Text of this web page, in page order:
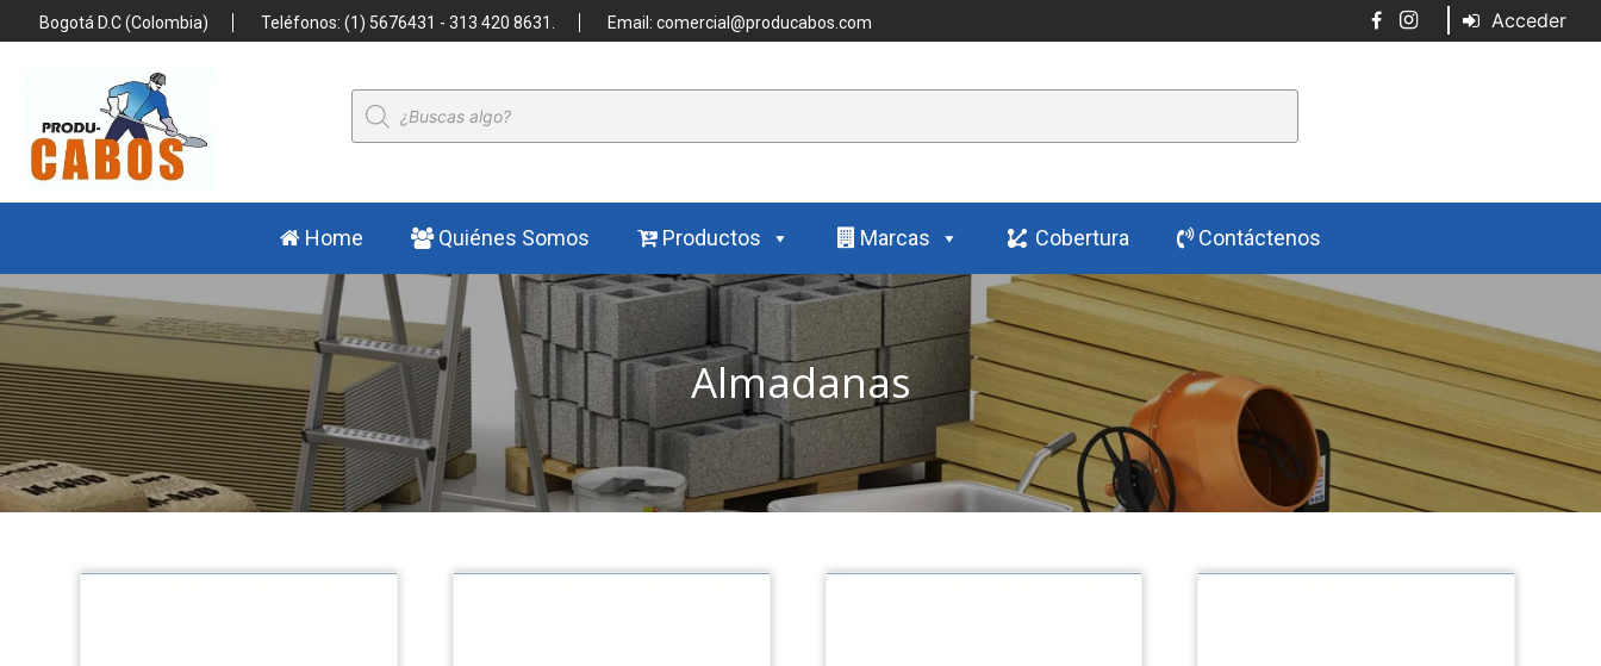
Bogotá D.C (Colombia) Teléfonos: (1) 5676431 - 313 420 8631. Email: comercial@producabos.com Acceder
Búsqueda
de
productos
Home Quiénes Somos Productos Marcas Cobertura Contáctenos
Almadanas